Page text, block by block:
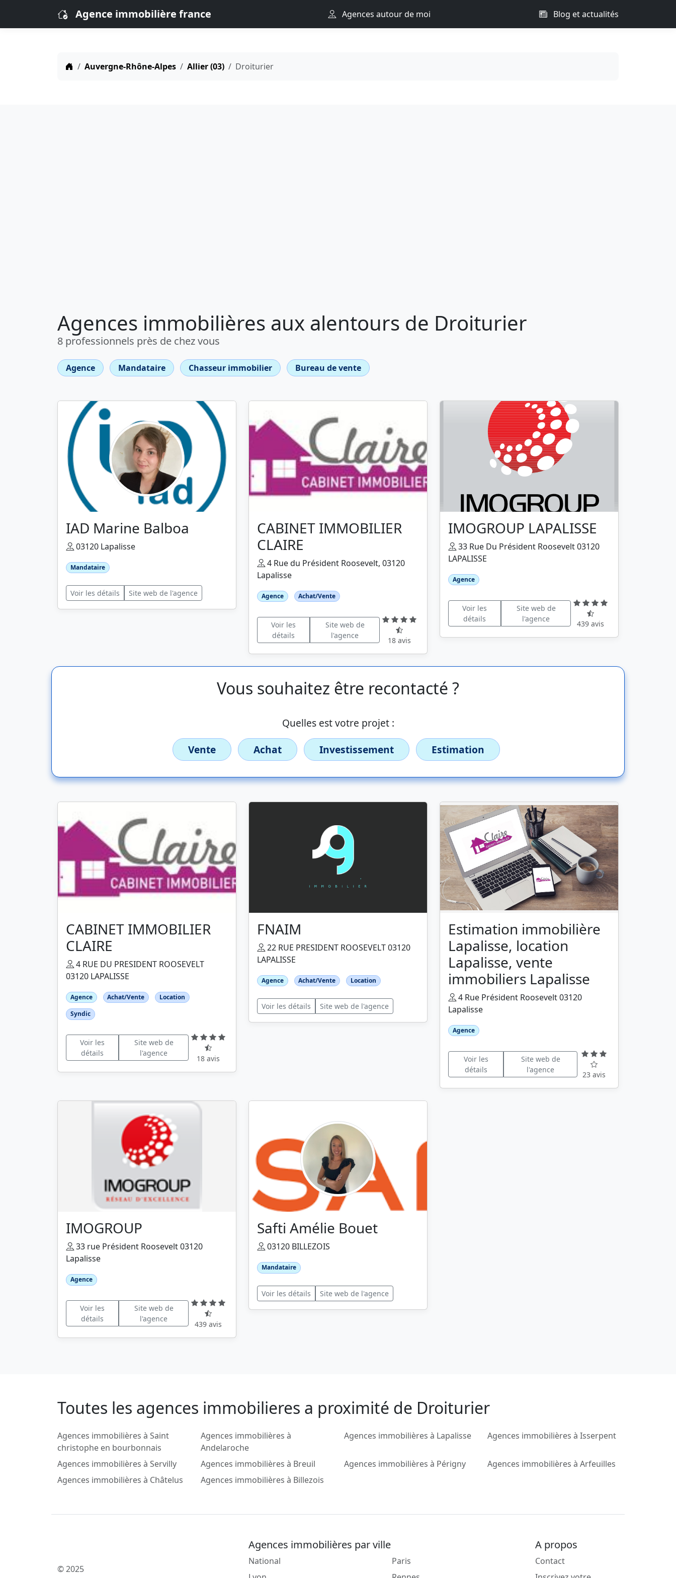
Agence immobilière france Agences autour de moi Blog et actualités
Auvergne-Rhône-Alpes Allier (03) Droiturier
Agences immobilières aux alentours de Droiturier
8 professionnels près de chez vous
Agence Mandataire Chasseur immobilier Bureau de vente
IAD Marine Balboa
03120 Lapalisse
Mandataire
Voir les détails Site web de l'agence
CABINET IMMOBILIER
CLAIRE
4 Rue du Président Roosevelt, 03120
Lapalisse
Agence Achat/Vente
Voir les
détails
Site web de
l'agence
18 avis
IMOGROUP LAPALISSE
33 Rue Du Président Roosevelt 03120
LAPALISSE
Agence
Voir les
détails
Site web de
l'agence
439 avis
Vous souhaitez être recontacté ?
Quelles est votre projet :
Vente
Achat Investissement Estimation
CABINET IMMOBILIER
CLAIRE
4 RUE DU PRESIDENT ROOSEVELT
03120 LAPALISSE
Agence Achat/Vente
Location
Syndic
Voir les
détails
Site web de
l'agence
18 avis
FNAIM
22 RUE PRESIDENT ROOSEVELT 03120
LAPALISSE
Agence Achat/Vente Location
Voir les détails Site web de l'agence
Estimation immobilière
Lapalisse, location
Lapalisse, vente
immobiliers Lapalisse
4 Rue Président Roosevelt 03120
Lapalisse
Agence
Voir les
détails
Site web de
l'agence
23 avis
IMOGROUP
33 rue Président Roosevelt 03120
Lapalisse
Agence
Voir les
détails
Site web de
l'agence
439 avis
Safti Amélie Bouet
03120 BILLEZOIS
Mandataire
Voir les détails Site web de l'agence
Toutes les agences immobilieres a proximité de Droiturier
Agences immobilières à Saint
christophe en bourbonnais
Agences immobilières à
Andelaroche
Agences immobilières à Lapalisse Agences immobilières à Isserpent
Agences immobilières à Servilly Agences immobilières à Breuil Agences immobilières à Périgny
Agences immobilières à Arfeuilles
Agences immobilières à Châtelus
Agences immobilières à Billezois
© 2025
Agences immobilières par ville
National
Paris
A propos
Contact